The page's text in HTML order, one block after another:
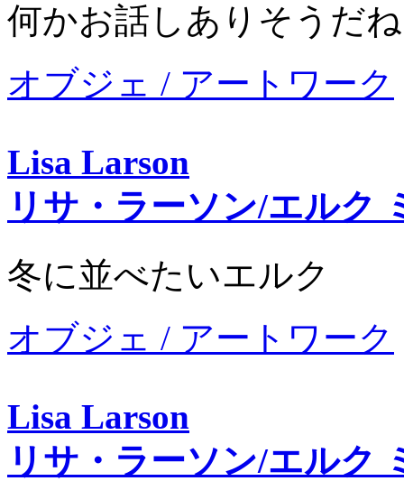
何かお話しありそうだ
オブジェ / アートワーク
Lisa Larson
リサ・ラーソン/エルク
冬に並べたいエルク
オブジェ / アートワーク
Lisa Larson
リサ・ラーソン/エルク